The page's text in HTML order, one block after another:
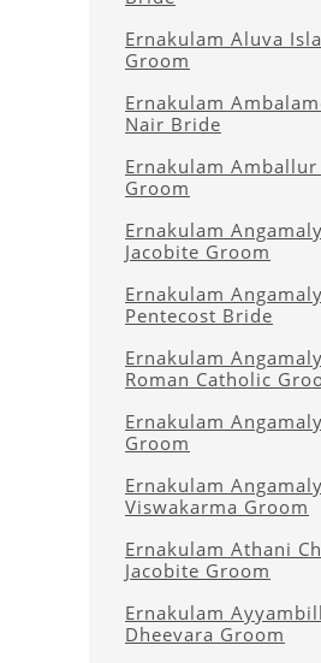
Ernakulam Aluva
Groom
Ernakulam
Nair Bride
Ernakulam Amballur
Groom
Ernakulam
Jacobite Groom
Ernakulam
Pentecost Bride
Ernakulam
Roman Catholic
Ernakulam
Groom
Ernakulam
Viswakarma Groom
Ernakulam Athani
Jacobite Groom
Ernakulam
Dheevara Groom